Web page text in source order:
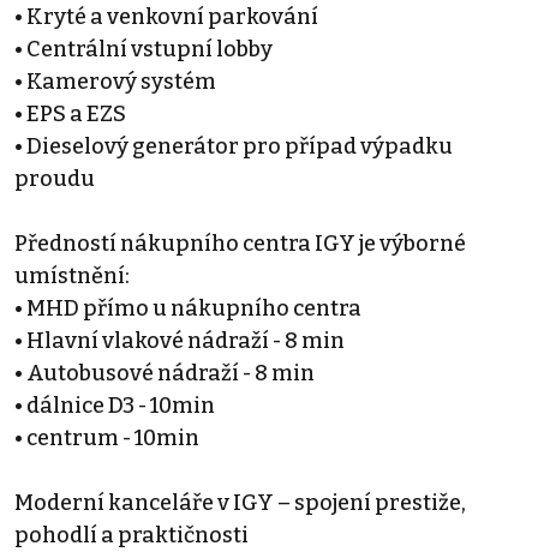
• Kryté a venkovní parkování
• Centrální vstupní lobby
• Kamerový systém
• EPS a EZS
• Dieselový generátor pro případ výpadku
proudu
Předností nákupního centra IGY je výborné
umístnění:
• MHD přímo u nákupního centra
• Hlavní vlakové nádraží - 8 min
• Autobusové nádraží - 8 min
• dálnice D3 - 10min
• centrum - 10min
Moderní kanceláře v IGY – spojení prestiže,
pohodlí a praktičnosti